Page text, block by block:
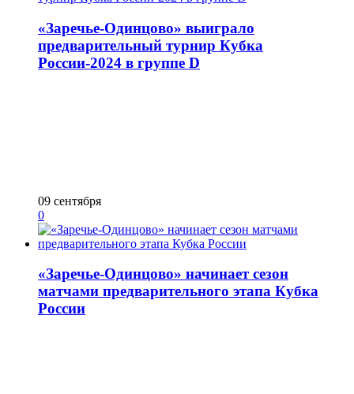
«Заречье-Одинцово» выиграло
предварительный турнир Кубка
России-2024 в группе D
09 сентября
0
«Заречье-Одинцово» начинает сезон
матчами предварительного этапа Кубка
России